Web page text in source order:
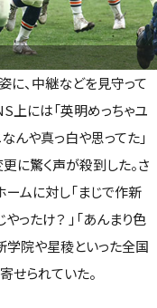
、中継などを見守って
上には「英明めっちゃユ
んや真っ白や思ってた」
に驚く声が殺到した。さ
ームに対し「まじで作新
ったけ？ 」「あんまり色
学院や星稜といった全国
せられていた。